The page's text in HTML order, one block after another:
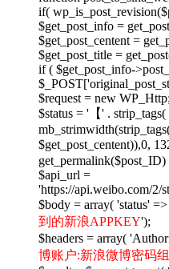
if(
$get_post_info =
$get_post_centent =
$get_post_title =
if ( $get_post_info-
$request = new WP_Http;
$status = '【' .
$get_post_centent)),0,
get_permalink($post_ID)
$api_url =
'https://api.weibo.com/2/
$body = array( 'status'
到的新浪APPKEY');
$headers = array(
博账户:新浪微博密码